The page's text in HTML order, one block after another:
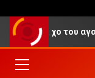
αγαπημένου του